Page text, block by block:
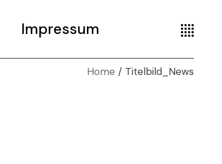
Impressum
Home Titelbild_News